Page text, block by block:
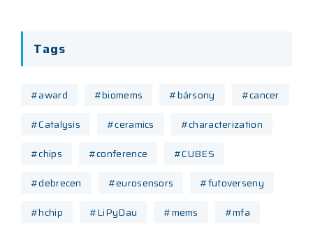
Tags
#award #biomems #bársony
#cancer
#Catalysis
#ceramics
#characterization
#chips
#conference
#CUBES
#debrecen
#eurosensors
#futoverseny
#hchip
#LiPyDau #mems
#mfa